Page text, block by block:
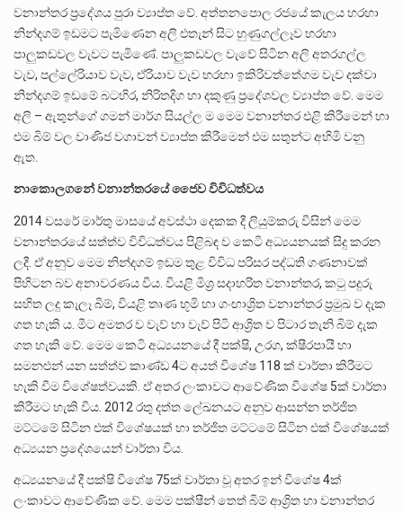
වනාන්තර ප්‍රදේශය පුරා ව්‍යාප්ත වේ. අත්තනපොල රජයේ කැලය හරහා
නින්දගම් ඉඩමට පැමිණෙන අලි එතැන් සිට හුණුගල්ලෑව හරහා
පාලුකඩවල වැවට පැමිණේ. පාලුකඩවල වැවේ සිටින අලි අතරගල්ල
වැව, පල්ලේරියාව වැව, ඒරියාව වැව හරහා ඉකිරිවත්තේගම වැව දක්වා
නින්දගම් ඉඩමේ බටහිර, නිරිතදිග හා දකුණු ප්‍රදේශවල ව්‍යාප්ත වේ. මෙම
අලි – ඇතුන්ගේ ගමන් මාර්ග සියල්ල ම මෙම වනාන්තර එළි කිරීමෙන් හා
එම බිම් වල වාණිජ වගාවන් ව්‍යාප්ත කිරීමෙන් එම සතුන්ට අහිමි වනු
ඇත.
නාකොලගනේවනාන්තරයේජෛවවිවිධත්වය
2014 වසරේ මාර්තු මාසයේ අවස්ථා දෙකක දී ලියුම්කරු විසින් මෙම
වනාන්තරයේ සත්ත්ව විවිධත්වය පිළිබඳ ව කෙටි අධ්‍යයනයක් සිදු කරන
ලදී. ඒ අනුව මෙම නින්දගම් ඉඩම තුළ විවිධ පරිසර පද්ධති ගණනාවක්
පිහිටන බව අනාවරණය විය. වියළි මිශ්‍ර සදාහරිත වනාන්තර, කටු පදුරු
සහිත ලදු කැලෑ බිම්, වියළි තෘණ භූමි හා ගංඟාශ්‍රිත වනාන්තර ප්‍රමුඛ ව දැක
ගත හැකි ය. මීට අමතර ව වැව් හා වැව් පිටි ආශ්‍රිත ව පිටාර තැනි බිම් දැක
ගත හැකි වේ. මෙම කෙටි අධ්‍යයනයේ දී පක්ෂි, උරග, ක්ෂීරපායී හා
සමනළුන් යන සත්ත්ව කාණ්ඩ 4ට අයත් විශේෂ 118 ක් වාර්තා කිරීමට
හැකි වීම විශේෂත්වයකි. ඒ අතර ලංකාවට ආවේණික විශේෂ 5ක් වාර්තා
කිරීමට හැකි විය. 2012 රතු දත්ත ලේඛනයට අනුව ආසන්න තර්ජිත
මට්ටමේ සිටින එක් විශේෂයක් හා තර්ජිත මට්ටමේ සිටින එක් විශේෂයක්
අධ්‍යයන ප්‍රදේශයෙන් වාර්තා විය.
අධ්‍යයනයේ දී පක්ෂි විශේෂ 75ක් වාර්තා වූ අතර ඉන් විශේෂ 4ක්
ලංකාවට ආවේණික වේ. මෙම පක්ෂීන් තෙත් බිම් ආශ්‍රිත හා වනාන්තර